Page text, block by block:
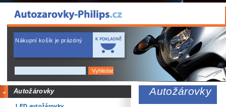
Nákupní košík je prázdný
Autožárovky Autožárovky